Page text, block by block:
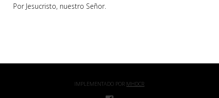
Por Jesucristo, nuestro Señor.
IMPLEMENTADO POR MHDCR